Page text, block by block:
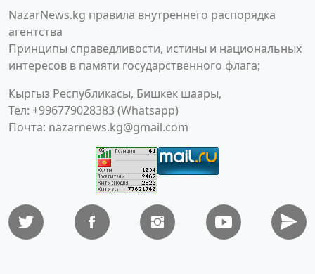
NazarNews.kg правила внутреннего распорядка
агентства
Принципы справедливости, истины и национальных
интересов в памяти государственного флага;
Кыргыз Республикасы, Бишкек шаары,
Тел: +996779028383 (Whatsapp)
Почта: nazarnews.kg@gmail.com